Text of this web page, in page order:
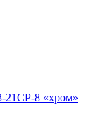
21CP-8 «хром»